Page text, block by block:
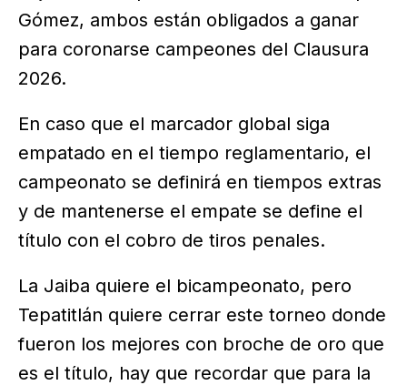
Gómez, ambos están obligados a ganar
para coronarse campeones del Clausura
2026.
En caso que el marcador global siga
empatado en el tiempo reglamentario, el
campeonato se definirá en tiempos extras
y de mantenerse el empate se define el
título con el cobro de tiros penales.
La Jaiba quiere el bicampeonato, pero
Tepatitlán quiere cerrar este torneo donde
fueron los mejores con broche de oro que
es el título, hay que recordar que para la